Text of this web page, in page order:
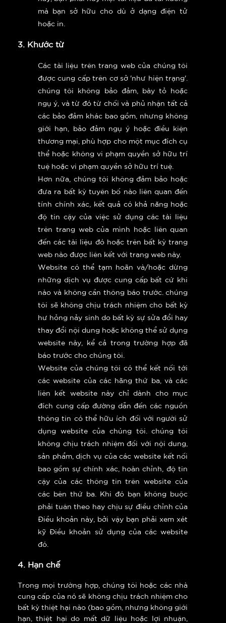
mà bạn sở hữu cho dù ở dạng điện tử
hoặc in.
3. Khước từ
Các tài liệu trên trang web của chúng tôi
được cung cấp trên cơ sở 'như hiện trạng'.
chúng tôi không bảo đảm, bày tỏ hoặc
ngụ ý, và từ đó từ chối và phủ nhận tất cả
các bảo đảm khác bao gồm, nhưng không
giới hạn, bảo đảm ngụ ý hoặc điều kiện
thương mại, phù hợp cho một mục đích cụ
thể hoặc không vi phạm quyền sở hữu trí
tuệ hoặc vi phạm quyền sở hữu trí tuệ.
Hơn nữa, chúng tôi không đảm bảo hoặc
đưa ra bất kỳ tuyên bố nào liên quan đến
tính chính xác, kết quả có khả năng hoặc
độ tin cậy của việc sử dụng các tài liệu
trên trang web của mình hoặc liên quan
đến các tài liệu đó hoặc trên bất kỳ trang
web nào được liên kết với trang web này.
Website có thể tạm hoãn và/hoặc dừng
những dịch vụ được cung cấp bất cứ khi
nào và không cần thông báo trước. chúng
tôi sẽ không chịu trách nhiệm cho bất kỳ
hư hỏng nảy sinh do bất kỳ sự sửa đổi hay
thay đổi nội dung hoặc không thể sử dụng
website này, kể cả trong trường hợp đã
báo trước cho chúng tôi.
Website của chúng tôi có thể kết nối tới
các website của các hãng thứ ba, và các
liên kết website này chỉ dành cho mục
đích cung cấp đường dẫn đến các nguồn
thông tin có thể hữu ích đối với người sử
dụng website của chúng tôi. chúng tôi​
không chịu trách nhiệm đối với nội dung,
sản phẩm, dịch vụ của các website kết nối
bao gồm sự chính xác, hoàn chỉnh, độ tin
cậy của các thông tin trên website của
các bên thứ ba. Khi đó bạn không buộc
phải tuân theo hay chịu sự điều chỉnh của
Điều khoản này, bởi vậy bạn phải xem xét
kỹ Điều khoản sử dụng của các website
đó.
4. Hạn chế
Trong mọi trường hợp, chúng tôi hoặc các nhà
cung cấp của nó sẽ không chịu trách nhiệm cho
bất kỳ thiệt hại nào (bao gồm, nhưng không giới
hạn, thiệt hại do mất dữ liệu hoặc lợi nhuận,